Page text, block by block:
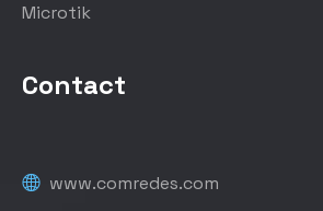
Microtik
Contact
www.comredes.com